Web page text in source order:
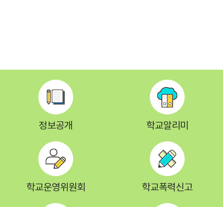
정보공개 학교알리미
학교운영위원회 학교폭력신고